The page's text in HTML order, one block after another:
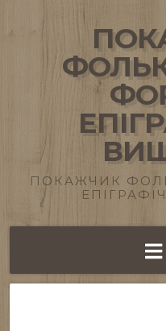
ПОКАЖЧИК